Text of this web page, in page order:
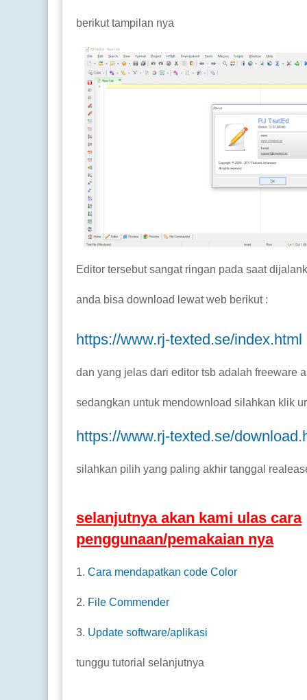
berikut tampilan nya
Editor tersebut sangat ringan pada saat
anda bisa download lewat web berikut :
https://www.rj-texted.se/index.html
dan yang jelas dari editor tsb adalah freeware
sedangkan untuk mendownload silahkan klik
https://www.rj-texted.se/
silahkan pilih yang paling akhir tanggal
selanjutnya akan kami ulas cara
penggunaan/pemakaian nya
1. Cara mendapatkan code Color
2. File Commender
3. Update software/aplikasi
tunggu tutorial selanjutnya